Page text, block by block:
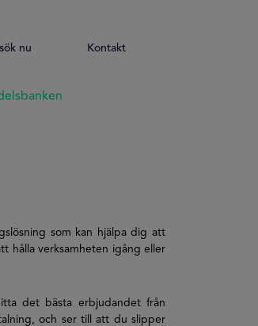
Kontakt
nu
som kan hjälpa dig att
hålla verksamheten igång eller
det bästa erbjudandet från
och ser till att du slipper